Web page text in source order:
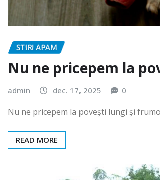
STIRI APAM
Nu ne pricepem la
admin dec. 17, 2025 0
Nu ne pricepem la povești lungi și
READ MORE